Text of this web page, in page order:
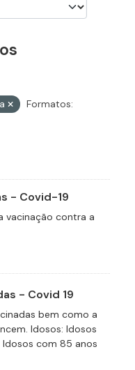
Formatos:
- Covid-19
vacinação contra a
- Covid 19
bem como a
Idosos: Idosos
Idosos com 85 anos